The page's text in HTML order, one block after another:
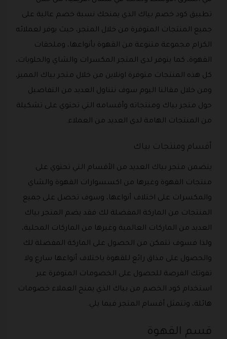
تطبيق كود خصم بياك الذي يمنحك نسبة خصم عالية على
جميع المنتجات المتوفرة من خلال المتجر، حيث يوفر لعملائه
الكرام مجموعة متنوعة من القهوة بأنواعها، وملحقات
القهوة، كما يتوفر لدى المتجر المكسرات والشاي والحلويات،
كل هذه المنتجات متوفرة اونلاين من خلال متجر بياك المميز،
ومن خلال مقالنا اليوم سوف نتناول العديد من التفاصيل
حول متجر بياك ومنتجاته وأقسامه التي تحتوي على تشكيلة
من المنتجات الهامة لدى العديد من العملاء.
أقسام ومنتجات بياك
يتضمن متجر بياك العديد من الأقسام التي تحتوي على
منتجات القهوة وغيرها من اكسسوارات القهوة والشاي
والمكسرات على اختلاف أنواعها، وسوف تحصل على جميع
المنتجات من الماركة المفضلة لك فقد يضم المتجر بياك
العديد من الماركات العالمية وغيرها من الماركات المحلية،
ولذا فسوف تتمكن من الحصول على الماركة المفضلة لك
والحصول على مذاق رائع للقهوة باختلاف أنواعها سارع ولا
تفوتك الفرصة للحصول على الخصومات المتوفرة عبر
استخدام كود الخصم من بياك الذي يمنح العملاء خصومات
هائلة، وتتمثل أقسام المتجر فيما يلي.
قسم القهوة